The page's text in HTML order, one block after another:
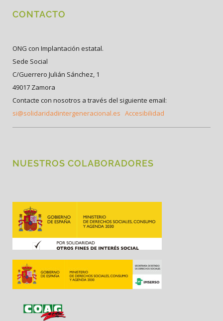
CONTACTO
ONG con Implantación estatal.
Sede Social
C/Guerrero Julián Sánchez, 1
49017 Zamora
Contacte con nosotros a través del siguiente email:
si@solidaridadintergeneracional.es Accesibilidad
NUESTROS COLABORADORES